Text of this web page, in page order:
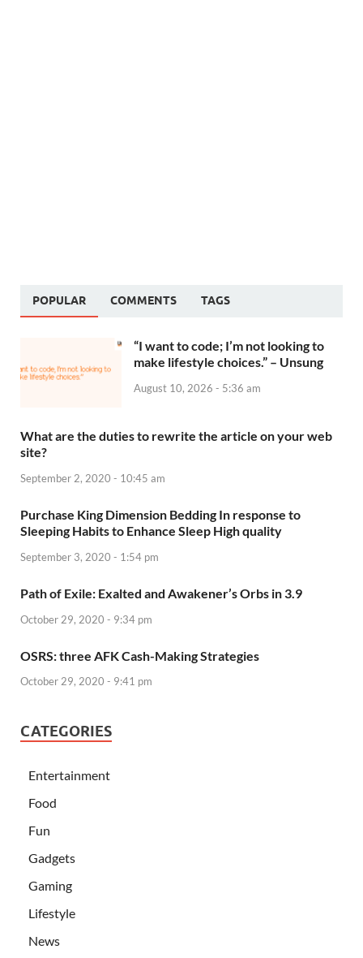
POPULAR COMMENTS TAGS
“I want to code; I’m not looking to
make lifestyle choices.” – Unsung
August 10, 2026 - 5:36 am
What are the duties to rewrite the article on your web
site?
September 2, 2020 - 10:45 am
Purchase King Dimension Bedding In response to
Sleeping Habits to Enhance Sleep High quality
September 3, 2020 - 1:54 pm
Path of Exile: Exalted and Awakener’s Orbs in 3.9
October 29, 2020 - 9:34 pm
OSRS: three AFK Cash-Making Strategies
October 29, 2020 - 9:41 pm
CATEGORIES
Entertainment
Food
Fun
Gadgets
Gaming
Lifestyle
News